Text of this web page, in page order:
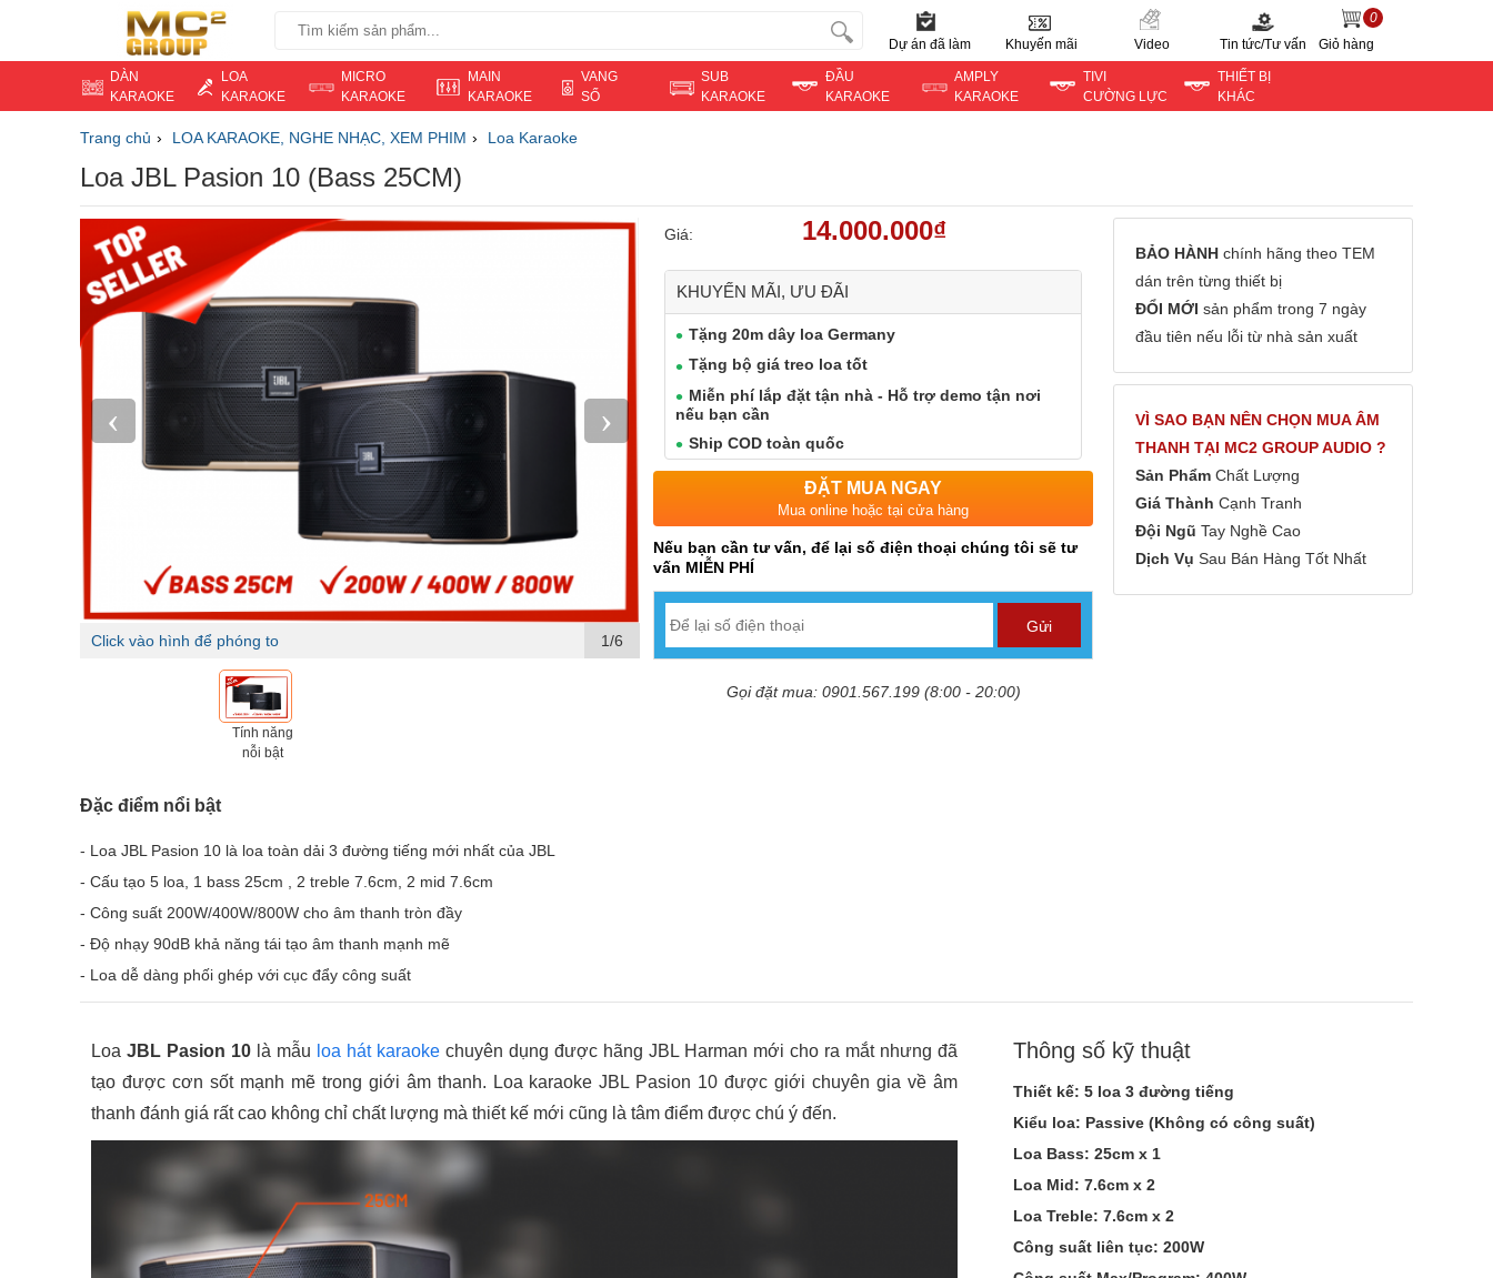
Dự án đã làm Khuyến mãi Video Tin tức/Tư vấn
0
Giỏ hàng
DÀN
KARAOKE
LOA
KARAOKE
MICRO
KARAOKE
MAIN
KARAOKE
VANG
SỐ
SUB
KARAOKE
ĐẦU
KARAOKE
AMPLY
KARAOKE
TIVI
CƯỜNG LỰC
THIẾT BỊ
KHÁC
Trang chủ LOA KARAOKE, NGHE NHẠC, XEM PHIM Loa Karaoke
Loa JBL Pasion 10 (Bass 25CM)
‹ ›
Click vào hình để phóng to 1/6
Tính năng
nỗi bật
Đặc điểm nổi bật
- Loa JBL Pasion 10 là loa toàn dải 3 đường tiếng mới nhất của JBL
- Cấu tạo 5 loa, 1 bass 25cm , 2 treble 7.6cm, 2 mid 7.6cm
- Công suất 200W/400W/800W cho âm thanh tròn đầy
- Độ nhạy 90dB khả năng tái tạo âm thanh mạnh mẽ
- Loa dễ dàng phối ghép với cục đẩy công suất
Giá: 14.000.000₫
KHUYẾN MÃI, ƯU ĐÃI
Tặng 20m dây loa Germany
Tặng bộ giá treo loa tốt
Miễn phí lắp đặt tận nhà - Hỗ trợ demo tận nơi
nếu bạn cần
Ship COD toàn quốc
ĐẶT MUA NGAY
Mua online hoặc tại cửa hàng
Nếu bạn cần tư vấn, để lại số điện thoại chúng tôi sẽ tư
vấn MIỄN PHÍ
Gọi đặt mua: 0901.567.199 (8:00 - 20:00)
BẢO HÀNH chính hãng theo TEM
dán trên từng thiết bị
ĐỔI MỚI sản phẩm trong 7 ngày
đầu tiên nếu lỗi từ nhà sản xuất
VÌ SAO BẠN NÊN CHỌN MUA ÂM
THANH TẠI MC2 GROUP AUDIO ?
Sản Phẩm Chất Lượng
Giá Thành Cạnh Tranh
Đội Ngũ Tay Nghề Cao
Dịch Vụ Sau Bán Hàng Tốt Nhất
Loa JBL Pasion 10 là mẫu loa hát karaoke chuyên dụng được hãng JBL Harman mới cho ra mắt nhưng đã
tạo được cơn sốt mạnh mẽ trong giới âm thanh. Loa karaoke JBL Pasion 10 được giới chuyên gia về âm
thanh đánh giá rất cao không chỉ chất lượng mà thiết kế mới cũng là tâm điểm được chú ý đến.
Thông số kỹ thuật
Thiết kế: 5 loa 3 đường tiếng
Kiểu loa: Passive (Không có công suất)
Loa Bass: 25cm x 1
Loa Mid: 7.6cm x 2
Loa Treble: 7.6cm x 2
Công suất liên tục: 200W